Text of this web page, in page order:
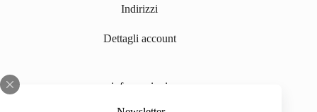
Indirizzi
Dettagli account
informazioni
Chi siamo